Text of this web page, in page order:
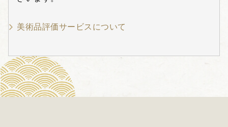
美術品評価サービスについて